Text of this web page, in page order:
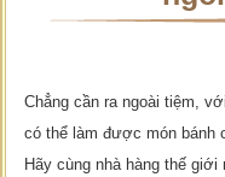
Chẳng cần ra ngoài tiệm,
có thể làm được món bánh
Hãy cùng nhà hàng thế giới